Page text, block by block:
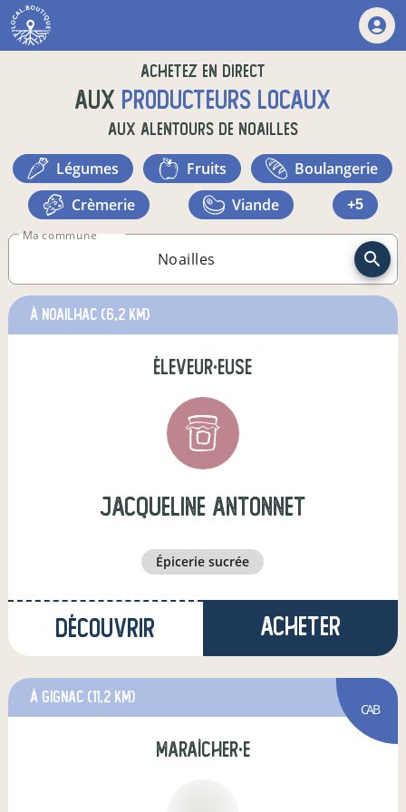
Achetez en direct
auxproducteurs locaux
aux alentours de Noailles
légumes fruits
boulangerie
crèmerie
viande +5
Ma commune
à Noailhac (6,2 km)
éleveur·euse
jacqueline antonnet
épicerie sucrée
Découvrir Acheter
à Gignac (11,2 km)
CAB
maraîcher·e